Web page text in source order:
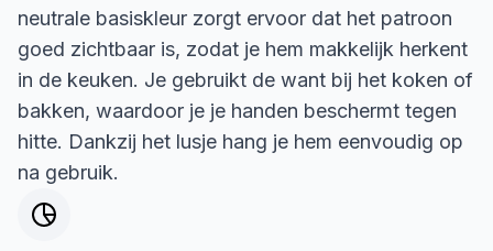
neutrale basiskleur zorgt ervoor dat het patroon
goed zichtbaar is, zodat je hem makkelijk herkent
in de keuken. Je gebruikt de want bij het koken of
bakken, waardoor je je handen beschermt tegen
hitte. Dankzij het lusje hang je hem eenvoudig op
na gebruik.